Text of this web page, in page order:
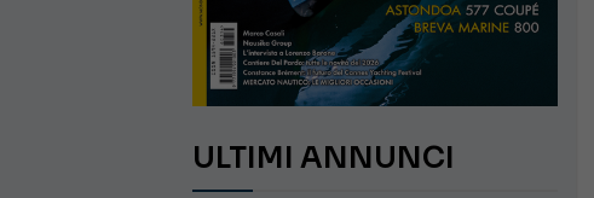
ULTIMI ANNUNCI